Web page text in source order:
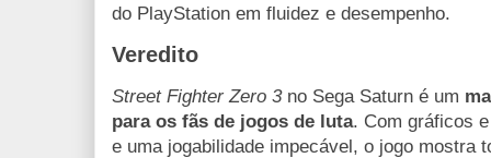
do PlayStation em fluidez e desempenho.
Veredito
Street Fighter Zero 3no Sega Saturn é um
para os fãs de jogos de luta. Com gráficos
e uma jogabilidade impecável, o jogo mostra